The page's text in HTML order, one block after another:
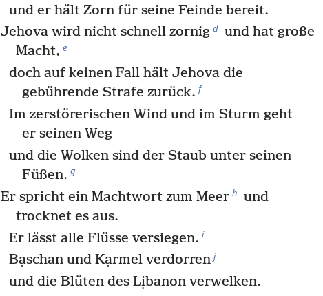
und er hält Zorn für seine Feinde bereit.
Jehova wird nicht schnell zornig d und hat große
Macht, e
doch auf keinen Fall hält Jehova die
gebührende Strafe zurück. f
Im zerstörerischen Wind und im Sturm geht
er seinen Weg
und die Wolken sind der Staub unter seinen
Füßen. g
Er spricht ein Machtwort zum Meer h und
trocknet es aus.
Er lässt alle Flüsse versiegen. i
Bạschan und Kạrmel verdorren j
und die Blüten des Lịbanon verwelken.